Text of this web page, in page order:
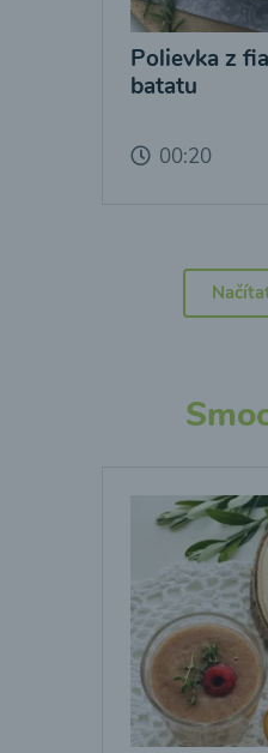
Polievka z
batatu
00:20